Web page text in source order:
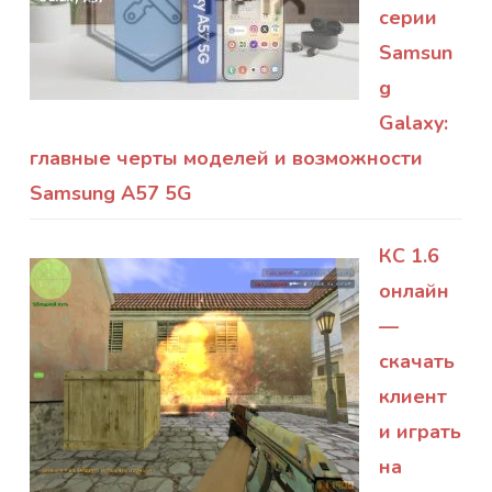
серии
Samsun
g
Galaxy:
главные черты моделей и возможности
Samsung A57 5G
КС 1.6
онлайн
—
скачать
клиент
и играть
на